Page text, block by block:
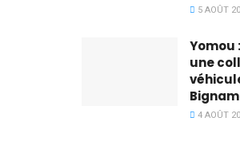
5 AOÛT
Yomou
une
4 AOÛT